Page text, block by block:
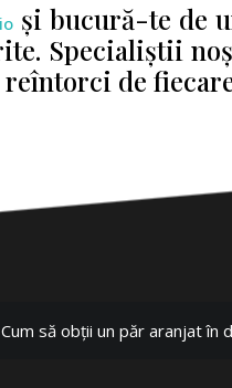
și bucură-te de
Specialiștii
de
Cum să obții un păr aranjat în